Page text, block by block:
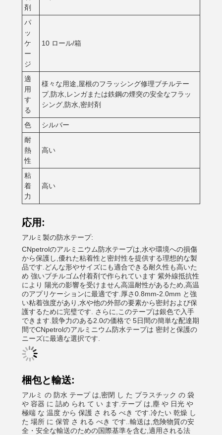
剤
パ
ッ
ケ
ー
ジ
10 ロール/箱
適
用
す
る
様々な用途,屋根のフラッシング修理ブチルテー
プ,防水,レンガまたは鉄鋼の煙突の安全なフラッ
シング,防水,密封剤
色
シルバー
耐
熱
性
高い
粘
着
力
高い
応用:
アルミ製の防水テープ:
CNpetrolのアルミニウム防水テープは,水や環境への損傷
から保護し,優れた粘着性と密封性を提供する理想的な製
品です.どんな形やサイズにも適合できる耐久性も高いた
め 強いブチルゴム付着剤で作られています 紫外線抵抗性
により 陽光の影響を受けません高温耐性があるため,高温
のアプリケーションに最適です.厚さ0.8mm-2.0mm と強
い粘着強度があり,水や他の外部の要素から密封および保
護するために完璧です. さらに,このテープは銀色で入手
できます.競争力のある2.0の価格で 5日間の簡単な配達期
間でCNpetrolのアルミニウム防水テープは 密封と保護の
ニーズに最適な選択です.
梱包と輸送:
アルミ の 防水 テープ は,密閉 し た プラスチック の 袋
や 容器 に 詰め られ て い ます.テープ は,塵 や 日光 や
極端 な 温度 から 保護 さ れる べき です.冷たい 乾燥 し
た 場所 に 保管 さ れる べき です..輸送は,危険物質の安
全・安全な輸送のための国際基準を含む,適用される法